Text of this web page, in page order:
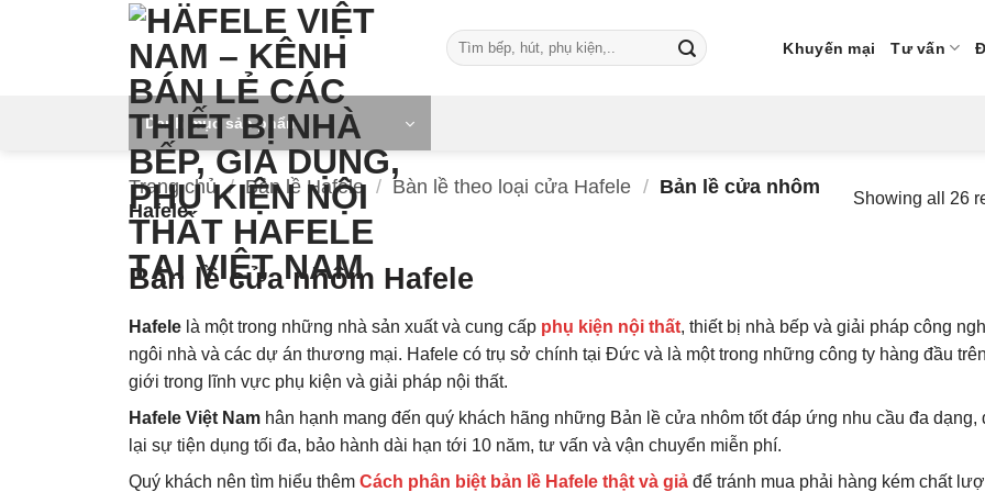
Tìm
kiếm:
Khuyến mại Tư vấn
Danh mục sản phẩm
Trang chủ / Bản lề Hafele / Bàn lề theo loại cửa Hafele / Bản lề cửa nhôm
Hafele
Showing all 26
Bản lề cửa nhôm Hafele
Hafele là một trong những nhà sản xuất và cung cấp phụ kiện nội thất, thiết bị nhà bếp và giải pháp công
ngôi nhà và các dự án thương mại. Hafele có trụ sở chính tại Đức và là một trong những công ty hàng đầu
giới trong lĩnh vực phụ kiện và giải pháp nội thất.
Hafele Việt Nam hân hạnh mang đến quý khách hãng những Bản lề cửa nhôm tốt đáp ứng nhu cầu đa dạng,
lại sự tiện dụng tối đa, bảo hành dài hạn tới 10 năm, tư vấn và vận chuyển miễn phí.
Quý khách nên tìm hiểu thêm Cách phân biệt bản lề Hafele thật và giả để tránh mua phải hàng kém chất